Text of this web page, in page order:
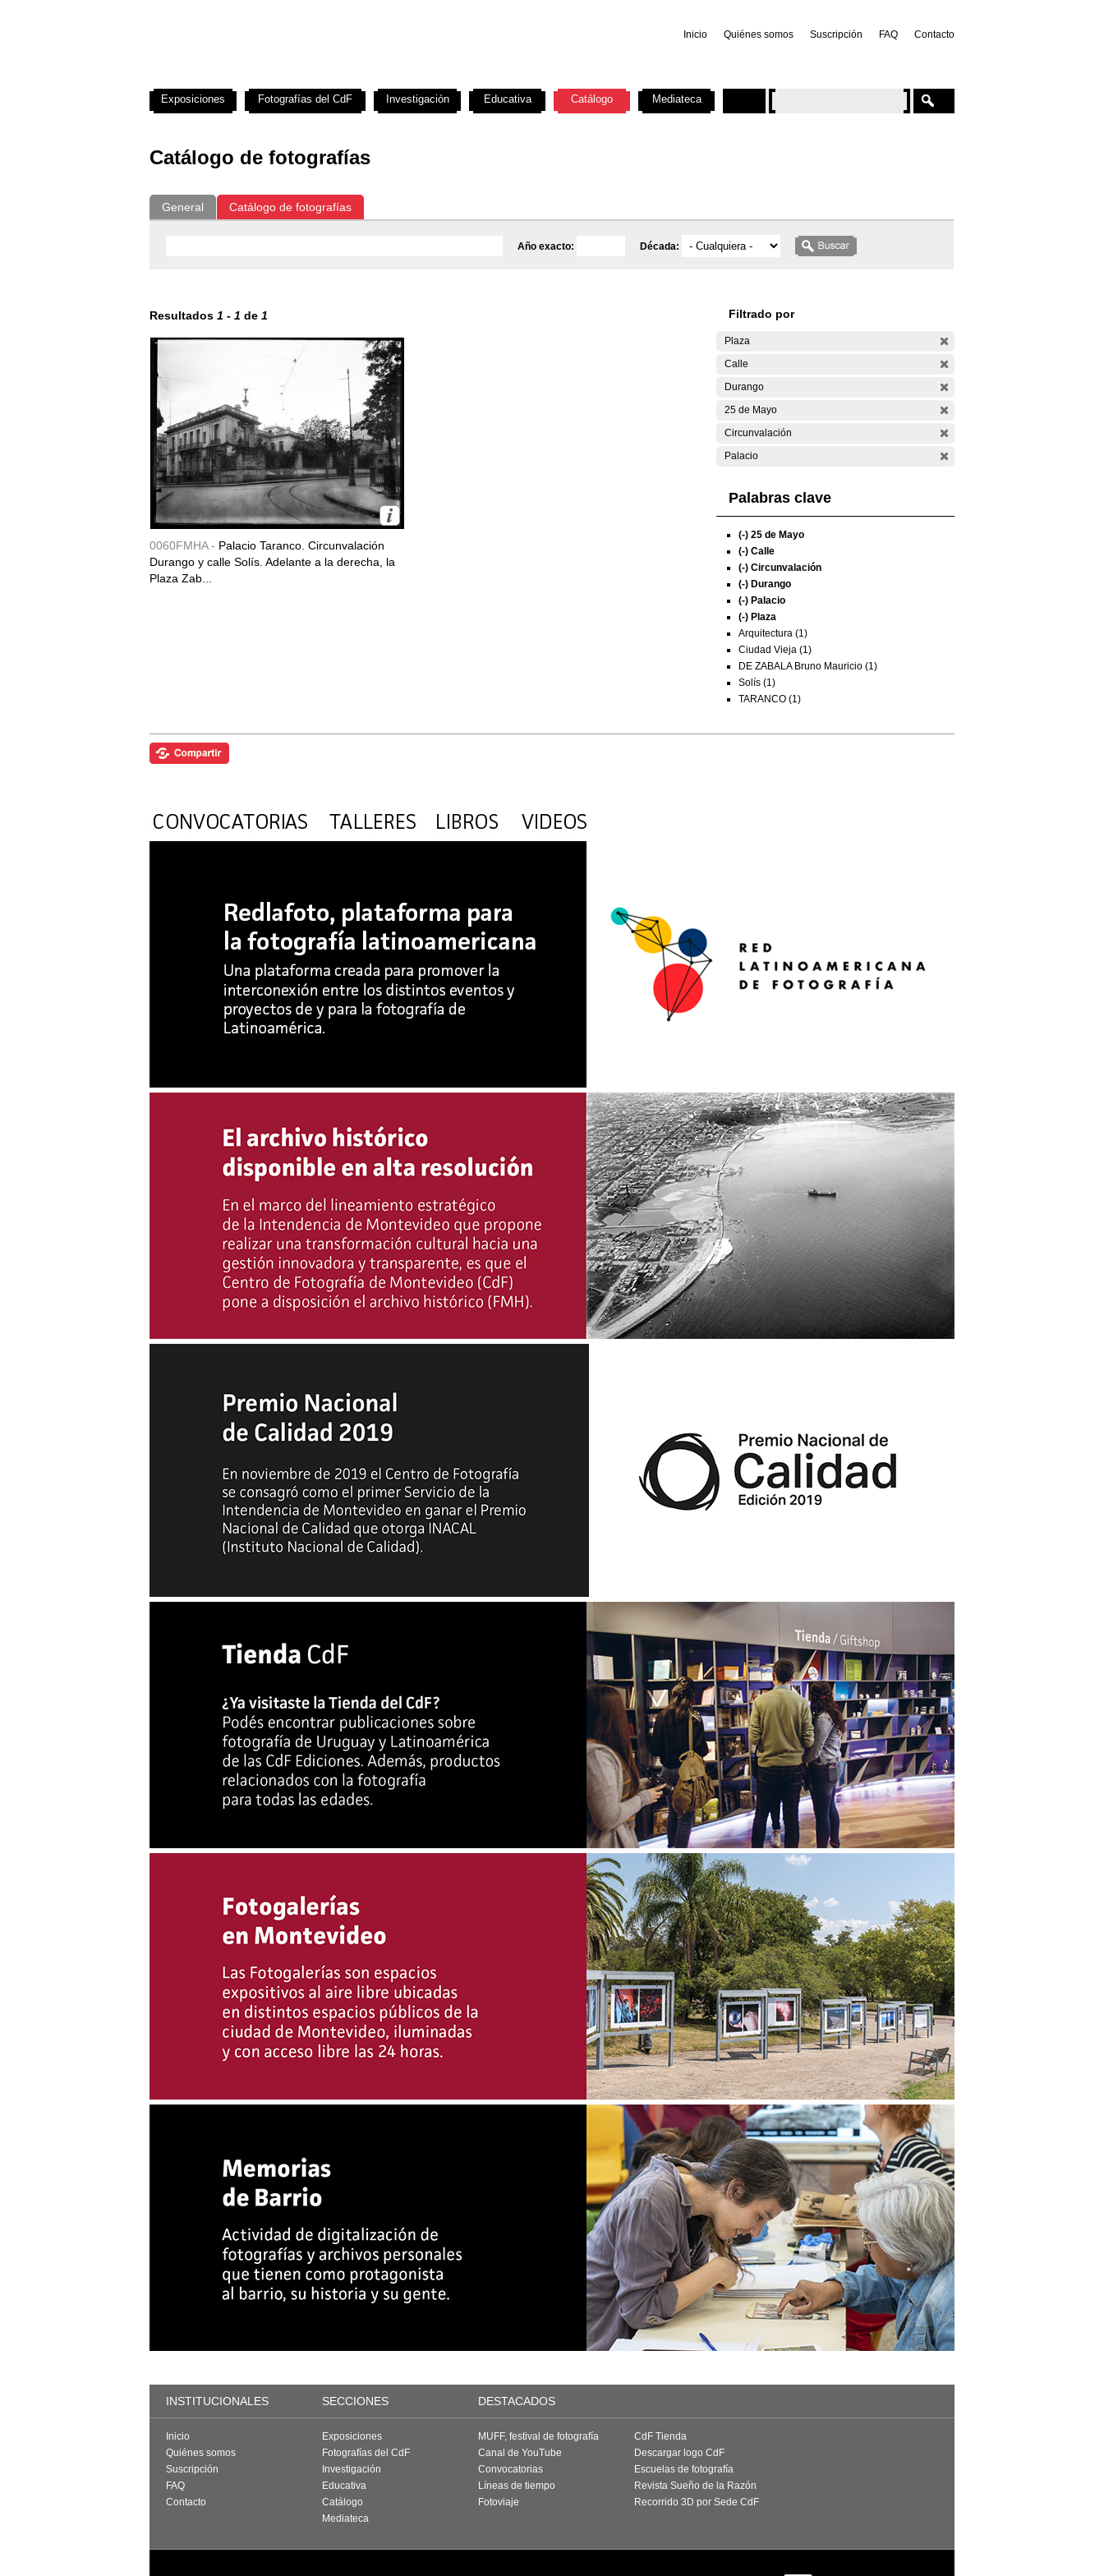
Inicio Quiénes somos Suscripción FAQ Contacto
Catálogo de fotografías
General Catálogo de fotografías
Año exacto: Década:
Resultados 1 - 1 de 1
0060FMHA - Palacio Taranco. Circunvalación
Durango y calle Solís. Adelante a la derecha, la
Plaza Zab...
Filtrado por
Plaza
Calle
Durango
25 de Mayo
Circunvalación
Palacio
Palabras clave
(-) 25 de Mayo
(-) Calle
(-) Circunvalación
(-) Durango
(-) Palacio
(-) Plaza
Arquitectura (1)
Ciudad Vieja (1)
DE ZABALA Bruno Mauricio (1)
Solís (1)
TARANCO (1)
Exposiciones Fotografías del CdF Investigación Educativa Catálogo Mediateca
INSTITUCIONALES SECCIONES DESTACADOS
Inicio
Quiénes somos
Suscripción
FAQ
Contacto
Exposiciones
Fotografías del CdF
Investigación
Educativa
Catálogo
Mediateca
MUFF, festival de fotografía
Canal de YouTube
Convocatorias
Líneas de tiempo
Fotoviaje
CdF Tienda
Descargar logo CdF
Escuelas de fotografía
Revista Sueño de la Razón
Recorrido 3D por Sede CdF